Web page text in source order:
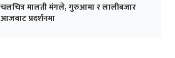
चलचित्र मालती मंगले, गुरुआमा र लालीबजार
आजबाट प्रदर्शनमा